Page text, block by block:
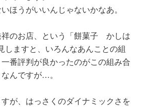
ほうがいいんじゃないかなあ。
祥のお店、という「餅菓子 かしは
しますと、いろんなあんことの組
番評判が良かったのがこの組み合
んですが…。
が、はっさくのダイナミックさを